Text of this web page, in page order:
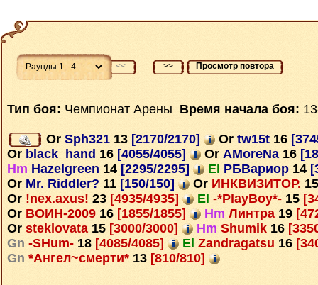
<< >> Просмотр повтора
Тип боя: Чемпионат Арены Время начала боя:
Or Sph321 13 [2170/2170] Or tw15t 16
Or black_hand 16 [4055/4055] Or AMoreNa 16
Hm Hazelgreen 14 [2295/2295] El РБВариор 14
Or Mr. Riddler? 11 [150/150] Or ИНКВИЗИТОР. 15
Or !nex.axus! 23 [4935/4935] El -*PlayBoy*- 15
Or ВОИН-2009 16 [1855/1855] Hm Линтра 19
Or steklovata 15 [3000/3000] Hm Shumik 16
Gn -SHum- 18 [4085/4085] El Zandragatsu 16
Gn *Ангел~смерти* 13 [810/810]